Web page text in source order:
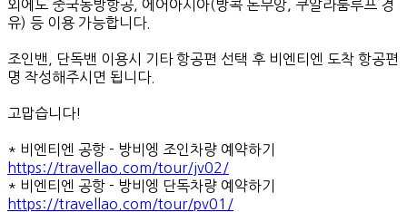
외에도 중국동방항공, 에어아시아(방콕 돈무앙, 쿠알라룸루프 경
유) 등 이용 가능합니다.
조인밴, 단독밴 이용시 기타 항공편 선택 후 비엔티엔 도착 항공편
명 작성해주시면 됩니다.
고맙습니다!
* 비엔티엔 공항 - 방비엥 조인차량 예약하기
https://travellao.com/tour/jv02/
* 비엔티엔 공항 - 방비엥 단독차량 예약하기
https://travellao.com/tour/pv01/